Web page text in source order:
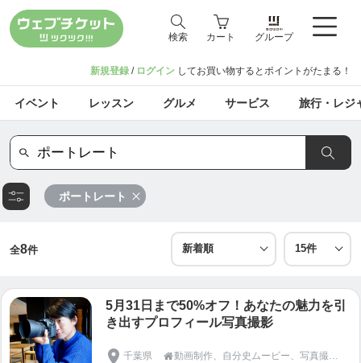
検索 カート グループ
新規登録 / ログイン してお買い物するとポイントがたまる！
イベント レッスン グルメ サービス 旅行・レジ
ポートレート
全8件
5月31日まで50%オフ！あなたの魅力を引
き出すプロフィール写真撮影
千葉県  動画制作、自分史ムービー、写真撮影、コピーライティングのライジングサン映像